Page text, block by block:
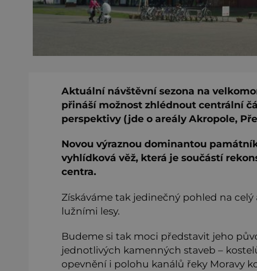
Aktuální návštěvní sezona na
přináší možnost zhlédnout centrální
perspektivy (jde o areály Akropole,
Novou výraznou dominantou
vyhlídková věž, která je součástí
centra.
Získáváme tak jedinečný pohled na
lužními lesy.
Budeme si tak moci představit jeho
jednotlivých kamenných staveb –
opevnění i polohu kanálů řeky Moravy